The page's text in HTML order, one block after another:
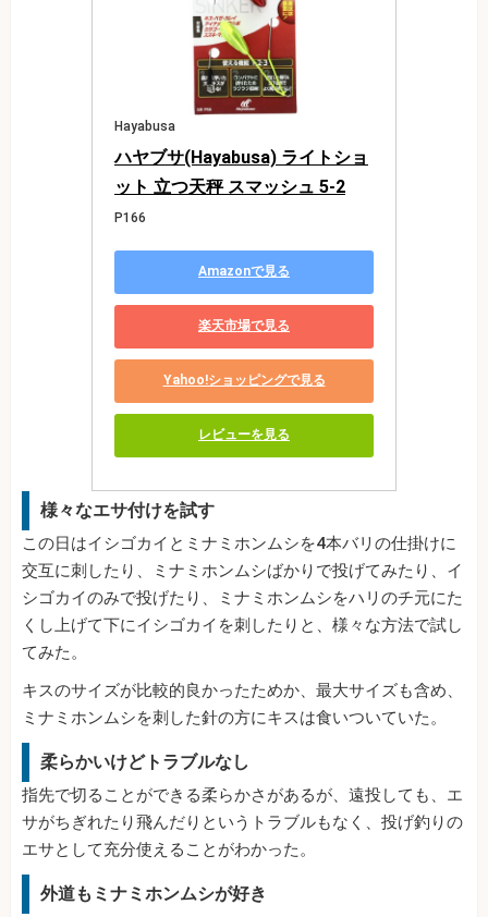
Hayabusa
ハヤブサ(Hayabusa) ライトショ
ット 立つ天秤 スマッシュ 5-2
P166
Amazonで見る
楽天市場で見る
Yahoo!ショッピングで見る
レビューを見る
様々なエサ付けを試す
この日はイシゴカイとミナミホンムシを4本バリの仕掛けに
交互に刺したり、ミナミホンムシばかりで投げてみたり、イ
シゴカイのみで投げたり、ミナミホンムシをハリのチ元にた
くし上げて下にイシゴカイを刺したりと、様々な方法で試し
てみた。
キスのサイズが比較的良かったためか、最大サイズも含め、
ミナミホンムシを刺した針の方にキスは食いついていた。
柔らかいけどトラブルなし
指先で切ることができる柔らかさがあるが、遠投しても、エ
サがちぎれたり飛んだりというトラブルもなく、投げ釣りの
エサとして充分使えることがわかった。
外道もミナミホンムシが好き